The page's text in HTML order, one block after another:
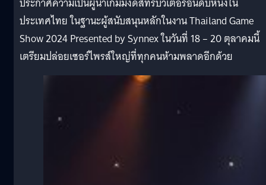
ประเทศไทย ในฐานะผู้สนับสนุนหลักในงาน Thailand Game
Show 2024 Presented by Synnex ในวันที่ 18 – 20 ตุลาคมนี้
เตรียมปล่อยเซอร์ไพรส์ใหญ่ที่ทุกคนห้ามพลาดอีกด้วย